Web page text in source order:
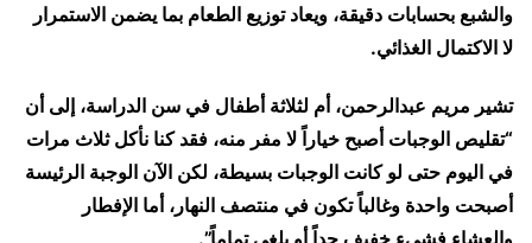
والشبع بحسابات دقيقة، ويعاد توزيع الطعام بما يضمن الاستمرار
لا الاكتمال الغذائي.
تشير مريم عبدالرحمن، أم لثلاثة أطفال في سن الدراسة، إلى أن
“تقليص الوجبات أصبح خياراً لا مفر منه، فقد كنا نأكل ثلاث مرات
في اليوم حتى لو كانت الوجبات بسيطة، لكن الآن الوجبة الرئيسة
أصبحت واحدة وغالباً تكون في منتصف النهار، أما الإفطار